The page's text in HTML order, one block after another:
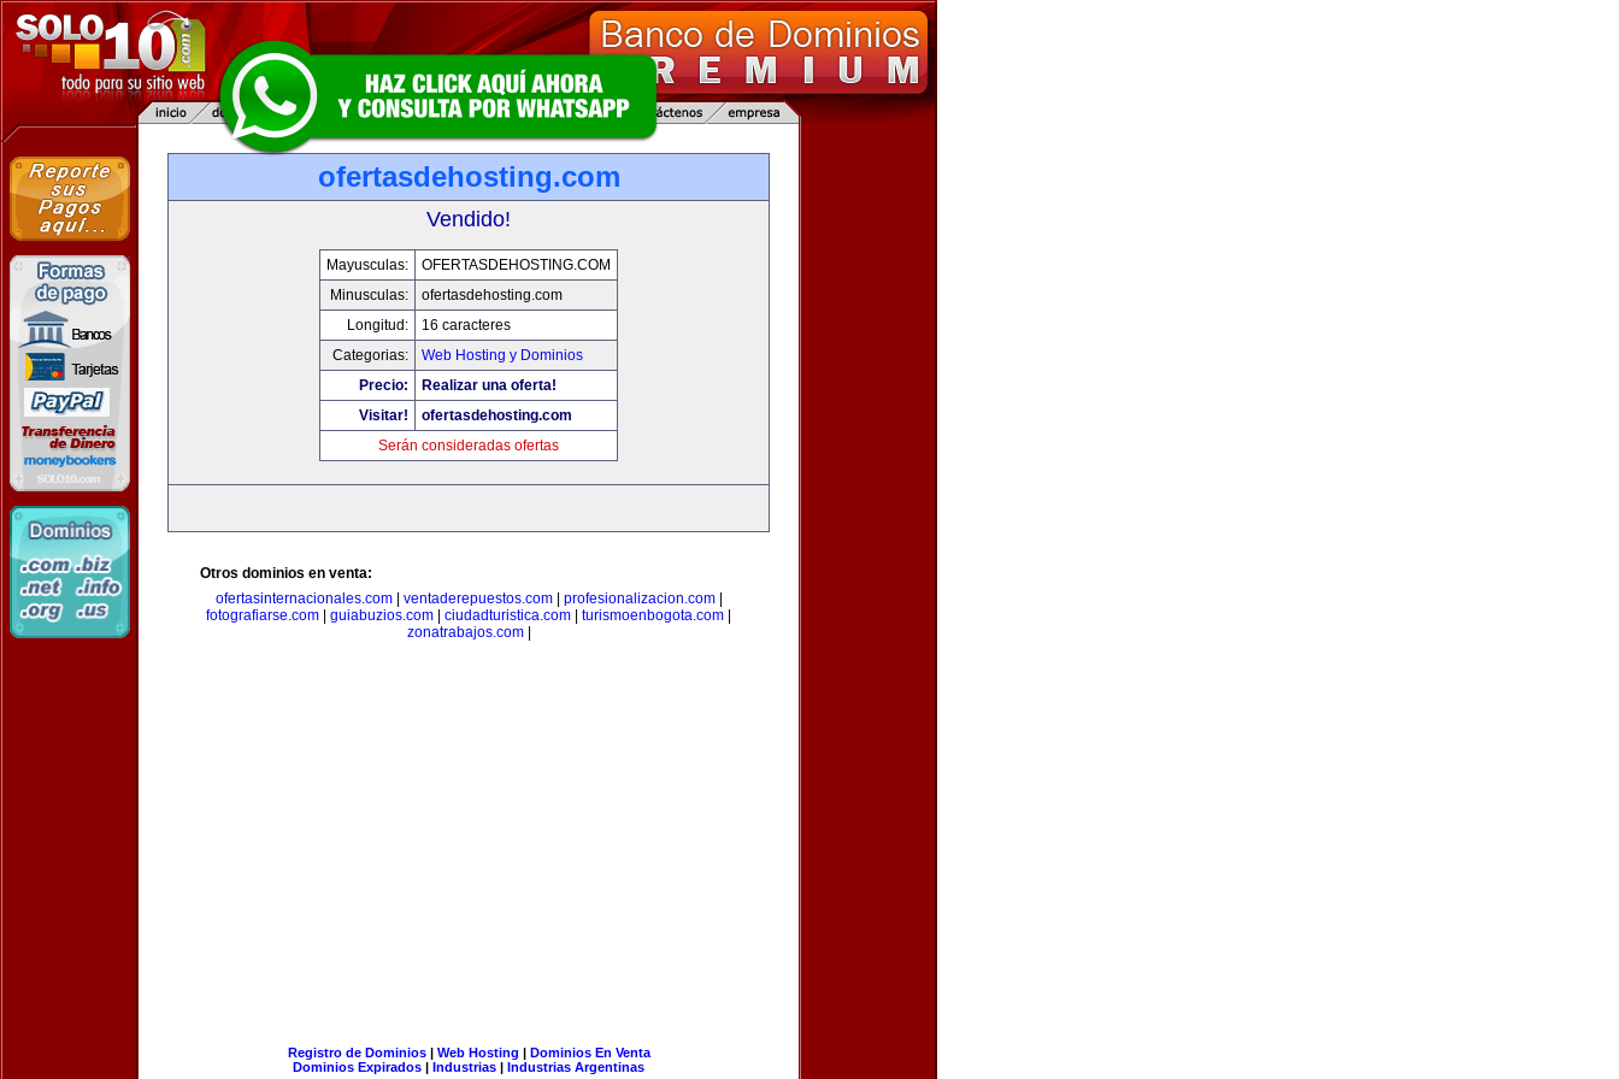
ofertasdehosting.com
Vendido!
Mayusculas:
OFERTASDEHOSTING.COM
Minusculas:
ofertasdehosting.com
Longitud:
16 caracteres
Categorias:
Web Hosting y Dominios
Precio:
Realizar una oferta!
Visitar!
ofertasdehosting.com
Serán consideradas ofertas
Otros dominios en venta:
ofertasinternacionales.com| ventaderepuestos.com| profesionalizacion.com|
fotografiarse.com
guiabuzios.com ciudadturistica.com turismoenbogota.com
zonatrabajos.com|
Registro de Dominios| Web Hosting | Dominios En Venta
Dominios Expirados | Industrias | Industrias Argentinas